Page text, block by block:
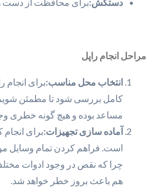
مراحل انجام راپل
انتخاب محل مناسب:برای انجام
کامل بررسی شود تا مطمئن
مساعد بوده و هیچ گونه خطری
آماده سازی تجهیزات:برای انجام
است. فراهم کردن تمام وسایل
چرا که نقص در وجود ادوات
هم باعث بروز خطر خواهد شد.